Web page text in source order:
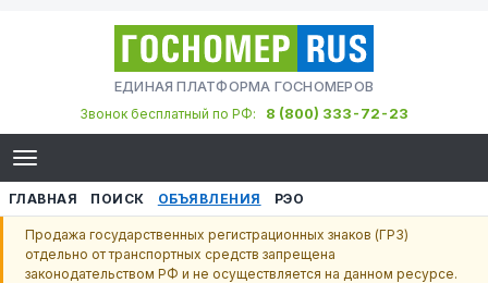
ЕДИНАЯ ПЛАТФОРМА ГОСНОМЕРОВ
Звонок бесплатный по РФ:
8 (800) 333-72-23
ГЛАВНАЯ ПОИСК ОБЪЯВЛЕНИЯ РЭО
Продажа государственных регистрационных знаков (ГРЗ)
отдельно от транспортных средств запрещена
законодательством РФ и не осуществляется на данном ресурсе.